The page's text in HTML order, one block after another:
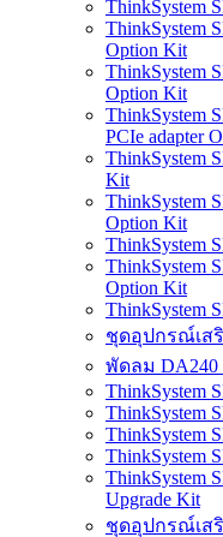
ThinkSystem
ThinkSystem
Option Kit
ThinkSystem
Option Kit
ThinkSystem
PCIe adapter
ThinkSystem
Kit
ThinkSystem
Option Kit
ThinkSystem
ThinkSystem
Option Kit
ThinkSystem
ชุดอุปกรณ์เส
พัดลม DA240
ThinkSystem
ThinkSystem
ThinkSystem
ThinkSystem
ThinkSystem
Upgrade Kit
ชุดอุปกรณ์เส